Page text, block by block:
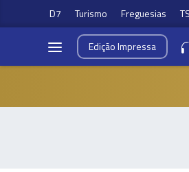
D7 Turismo Freguesias
EdiçãoImpressa